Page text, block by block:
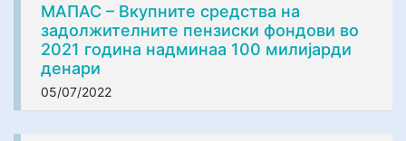
МАПАС – Вкупните средства на
задолжителните пензиски фондови во
2021 година надминаа 100 милијарди
денари
05/07/2022